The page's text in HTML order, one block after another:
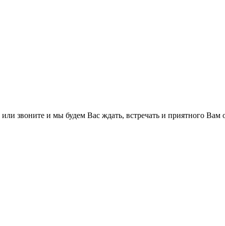
или звоните и мы будем Вас ждать, встречать и приятного Вам